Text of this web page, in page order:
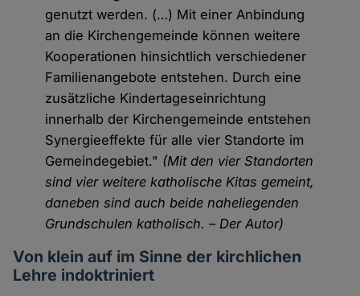
genutzt werden. (…) Mit einer Anbindung
an die Kirchengemeinde können weitere
Kooperationen hinsichtlich verschiedener
Familienangebote entstehen. Durch eine
zusätzliche Kindertageseinrichtung
innerhalb der Kirchengemeinde entstehen
Synergieeffekte für alle vier Standorte im
Gemeindegebiet." (Mit den vier Standorten
sind vier weitere katholische Kitas gemeint,
daneben sind auch beide naheliegenden
Grundschulen katholisch. – Der Autor)
Von klein auf im Sinne der kirchlichen
Lehre indoktriniert